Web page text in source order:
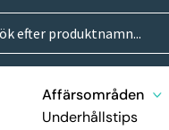
Affärsområden
Underhållstips